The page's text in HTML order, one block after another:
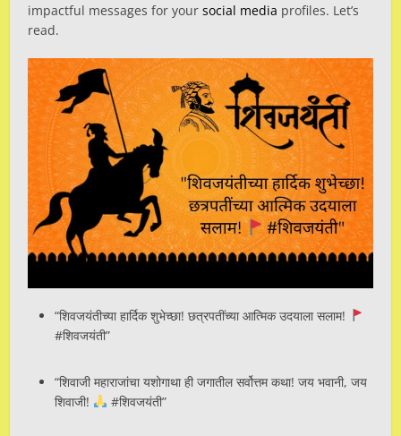
impactful messages for yoursocial media profiles. Let’s
read.
“शिवजयंतीच्या हार्दिक शुभेच्छा! छत्रपतींच्या आत्मिक उदयाला सलाम!
#शिवजयंती”
“शिवाजी महाराजांचा यशोगाथा ही जगातील सर्वोत्तम कथा! जय भवानी, जय
शिवाजी!
#शिवजयंती”